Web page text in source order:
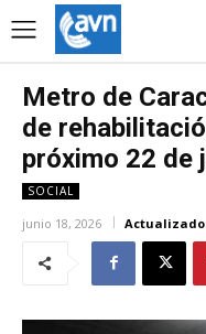
Metro de
de
próximo 22 de
SOCIAL
junio 18, 2026